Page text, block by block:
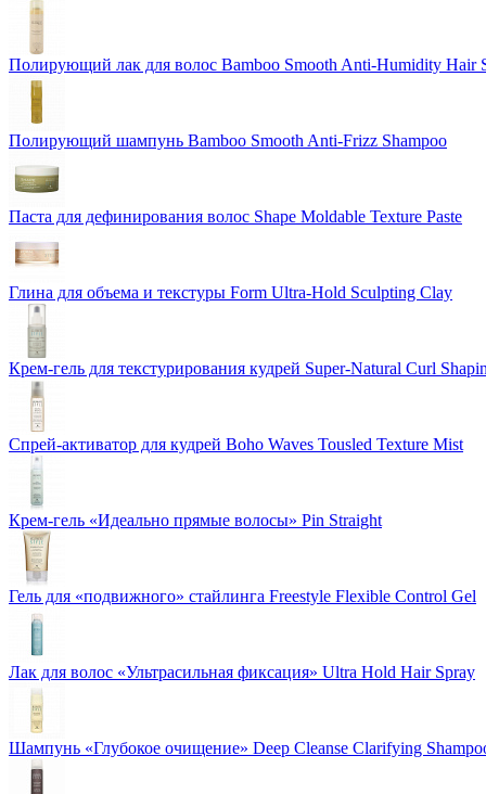
Полирующий лак для волос Bamboo Smooth Anti-Humidity Hair
Полирующий шампунь Bamboo Smooth Anti-Frizz Shampoo
Паста для дефинирования волос Shape Moldable Texture Paste
Глина для объема и текстуры Form Ultra-Hold Sculpting Clay
Крем-гель для текстурирования кудрей Super-Natural Curl
Спрей-активатор для кудрей Boho Waves Tousled Texture Mist
Крем-гель «Идеально прямые волосы» Pin Straight
Гель для «подвижного» стайлинга Freestyle Flexible Control Gel
Лак для волос «Ультрасильная фиксация» Ultra Hold Hair Spray
Шампунь «Глубокое очищение» Deep Cleanse Clarifying